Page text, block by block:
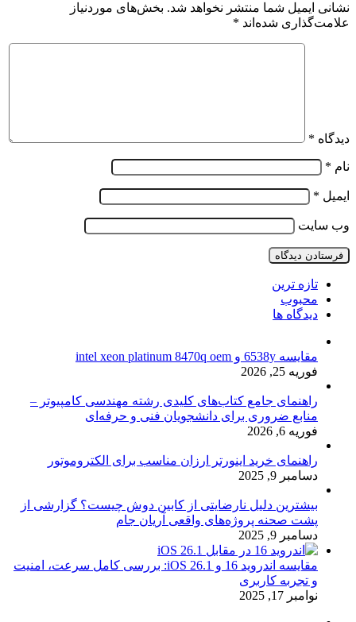
نشانی ایمیل شما منتشر نخواهد شد. بخش‌های موردنیاز
علامت‌گذاری شده‌اند *
دیدگاه *
نام *
ایمیل *
وب‌ سایت
تازه ترین
محبوب
دیدگاه ها
مقایسه 6538y و intel xeon platinum 8470q oem
فوریه 25, 2026
راهنمای جامع کتاب‌های کلیدی رشته مهندسی کامپیوتر –
منابع ضروری برای دانشجویان فنی و حرفه‌ای
فوریه 6, 2026
راهنمای خرید اینورتر ارزان مناسب برای الکتروموتور
دسامبر 9, 2025
بیشترین دلیل نارضایتی از کابین دوش چیست؟ گزارشی از
پشت صحنه پروژه‌های واقعی آریان جام
دسامبر 9, 2025
مقایسه اندروید 16 و iOS 26.1: بررسی کامل سرعت، امنیت
و تجربه کاربری
نوامبر 17, 2025